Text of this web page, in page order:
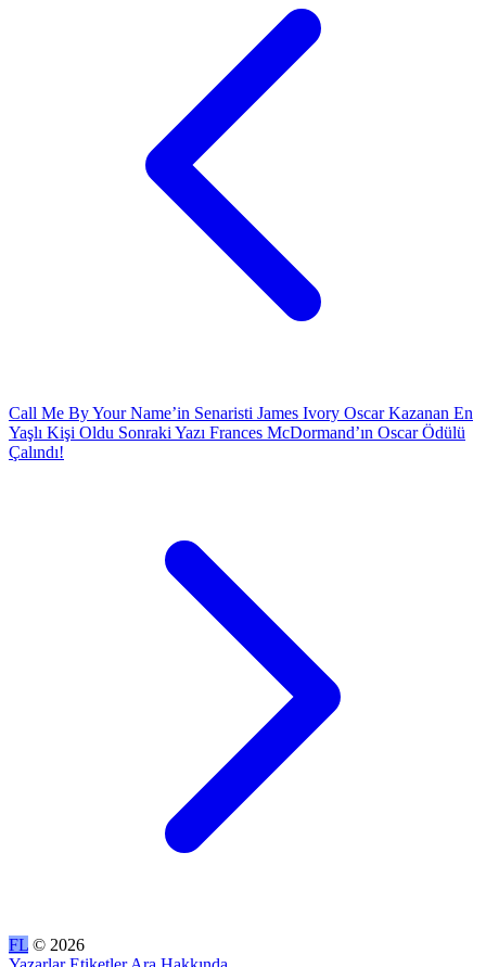
Call Me By Your Name’in Senaristi James Ivory Oscar Kazanan En
Yaşlı Kişi Oldu Sonraki Yazı Frances McDormand’ın Oscar Ödülü
Çalındı!
FL © 2026